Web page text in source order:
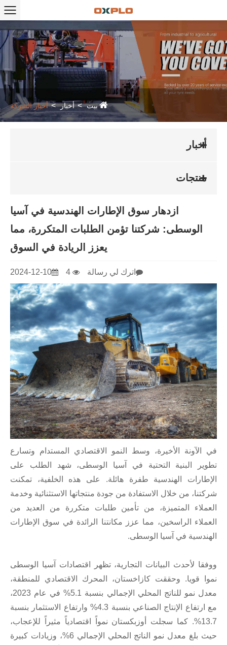
بيت أخبار أخبار الشركة
أخبار
منتجات
ازدهار سوق الإطارات الهندسية في آسيا
الوسطى: شركتنا تؤمن الطلبات المتكررة، مما
يعزز الريادة في السوق
2024-12-10 اترك لي رسالة
في الآونة الأخيرة، وسط النمو الاقتصادي المستدام وتسارع
تطوير البنية التحتية في آسيا الوسطى، شهد الطلب على
الإطارات الهندسية طفرة هائلة. على هذه الخلفية، تمكنت
شركتنا، من خلال الاستفادة من جودة منتجاتها الاستثنائية وخدمة
العملاء المتميزة، من تأمين طلبات متكررة من العديد من
العملاء الراسخين، مما عزز مكانتنا الرائدة في سوق الإطارات
الهندسية في آسيا الوسطى.
ووفقا لأحدث البيانات التجارية، تظهر اقتصادات آسيا الوسطى
نموا قويا. وحققت كازاخستان، المحرك الاقتصادي للمنطقة،
معدل نمو للناتج المحلي الإجمالي بنسبة 5.1% في عام 2023،
مع ارتفاع الإنتاج الصناعي بنسبة 4.3% وارتفاع الاستثمار بنسبة
13.7%. كما سجلت أوزبكستان نمواً اقتصادياً مثيراً للإعجاب،
حيث بلغ معدل نمو الناتج المحلي الإجمالي 6%، وزيادات كبيرة